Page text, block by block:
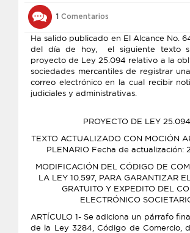
1 Comentarios
Ha salido publicado en El Alcance No.
del día de hoy, el siguiente texto
proyecto de Ley 25.094 relativo a la
sociedades mercantiles de registrar
correo electrónico en la cual recibir
judiciales y administrativas.
PROYECTO DE LEY 25.094
TEXTO ACTUALIZADO CON MOCIÓN
PLENARIO Fecha de actualización:
MODIFICACIÓN DEL CÓDIGO DE
LA LEY 10.597, PARA GARANTIZAR
GRATUITO Y EXPEDITO DEL
ELECTRÓNICO
ARTÍCULO 1- Se adiciona un párrafo
de la Ley 3284, Código de Comercio,